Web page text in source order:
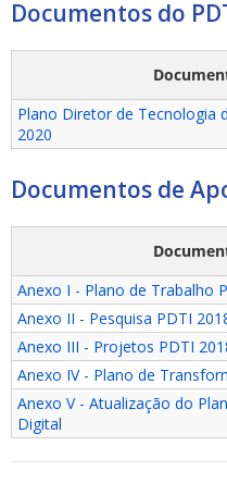
Documentos do
Plano Diretor de Tecnologia
2020
Documentos de
Anexo I - Plano de Trabalho
Anexo II - Pesquisa PDTI
Anexo III - Projetos PDTI
Anexo IV - Plano de
Anexo V - Atualização do
Digital